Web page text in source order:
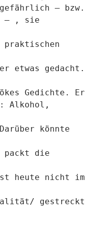
– bzw.
– , sie
praktischen
etwas gedacht.
Gedichte. Er
Alkohol,
könnte
packt die
heute nicht im
gestreckt